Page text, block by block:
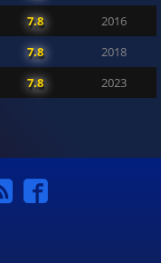
7.8 2016
7.8 2018
7.8 2023